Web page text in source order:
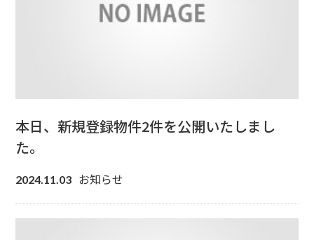
本日、新規登録物件2件を公開いたしまし
た。
2024.11.03 お知らせ